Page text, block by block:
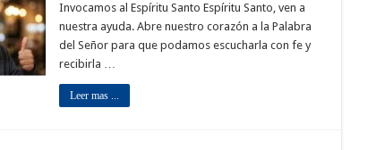
Invocamos al Espíritu Santo Espíritu Santo, ven a
nuestra ayuda. Abre nuestro corazón a la Palabra
del Señor para que podamos escucharla con fe y
recibirla …
Leer mas ...